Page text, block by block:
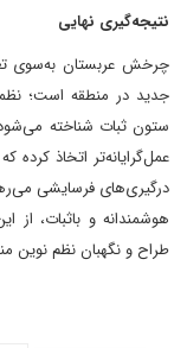
نتیجه‌گیری نهایی
چرخش عربستان به‌سوی
جدید در منطقه است؛
ستون ثبات شناخته می‌شود.
عمل‌گرایانه‌تر اتخاذ
درگیری‌های فرسایشی
هوشمندانه و باثبات،
طراح و نگهبان نظم نوین